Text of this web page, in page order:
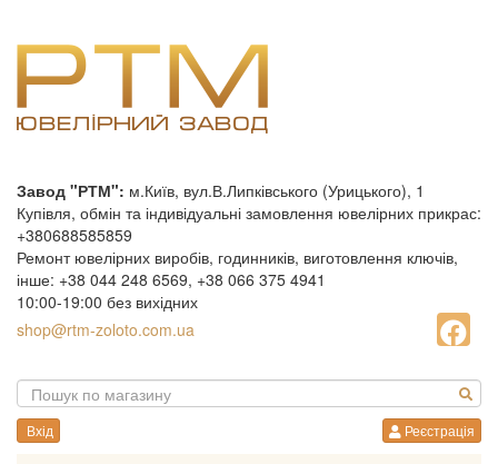
Завод "РТМ": м.Київ, вул.В.Липківського (Урицького), 1
Купівля, обмін та індивідуальні замовлення ювелірних прикрас:
+380688585859
Ремонт ювелірних виробів, годинників, виготовлення ключів,
інше: +38 044 248 6569, +38 066 375 4941
10:00-19:00 без вихідних
shop@rtm-zoloto.com.ua
Вхід Реєстрація